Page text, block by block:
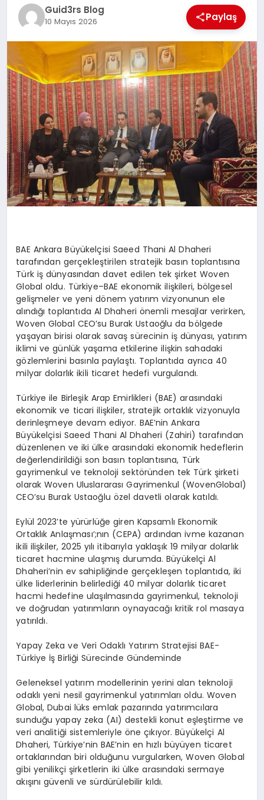
Guid3rs Blog
10 Mayıs 2026 Paylaş
BAE Ankara Büyükelçisi Saeed Thani AlDhaheri
tarafından gerçekleştirilen stratejik basın toplantısına
Türk iş dünyasından davet edilen tek şirketWoven
Global oldu. Türkiye–BAE ekonomik ilişkileri, bölgesel
gelişmeler ve yeni dönem yatırım vizyonunun ele
alındığı toplantıda Al Dhaheri önemli mesajlar verirken,
Woven Global CEO’su Burak Ustaoğlu da bölgede
yaşayan birisi olarak savaş sürecinin iş dünyası, yatırım
iklimi ve günlük yaşama etkilerine ilişkin sahadaki
gözlemlerini basınla paylaştı. Toplantıda ayrıca 40
milyar dolarlık ikili ticaret hedefi vurgulandı.
Türkiye ile Birleşik Arap Emirlikleri (BAE) arasındaki
ekonomik ve ticari ilişkiler, stratejik ortaklık vizyonuyla
derinleşmeye devam ediyor. BAE’nin Ankara
Büyükelçisi Saeed Thani AlDhaheri (Zahiri) tarafından
düzenlenen ve iki ülke arasındaki ekonomik hedeflerin
değerlendirildiği son basın toplantısına, Türk
gayrimenkul ve teknoloji sektöründen tek Türk şirketi
olarakWoven Uluslararası Gayrimenkul (WovenGlobal)
CEO’su Burak Ustaoğlu özel davetli olarak katıldı.
Eylül 2023’te yürürlüğe giren Kapsamlı Ekonomik
Ortaklık Anlaşması‘;nın (CEPA) ardından ivme kazanan
ikili ilişkiler, 2025 yılı itibarıyla yaklaşık 19 milyar dolarlık
ticaret hacmine ulaşmış durumda. Büyükelçi Al
Dhaheri’nin ev sahipliğinde gerçekleşen toplantıda, iki
ülke liderlerinin belirlediği 40 milyar dolarlık ticaret
hacmi hedefine ulaşılmasında gayrimenkul, teknoloji
ve doğrudan yatırımların oynayacağı kritik rol masaya
yatırıldı.
Yapay Zeka ve Veri Odaklı Yatırım Stratejisi BAE-
Türkiye İş Birliği Sürecinde Gündeminde
Geleneksel yatırım modellerinin yerini alan teknoloji
odaklı yeni nesil gayrimenkul yatırımları oldu. Woven
Global, Dubai lüks emlak pazarında yatırımcılara
sunduğu yapay zeka (AI) destekli konut eşleştirme ve
veri analitiği sistemleriyle öne çıkıyor. Büyükelçi Al
Dhaheri, Türkiye’nin BAE’nin en hızlı büyüyen ticaret
ortaklarından biri olduğunu vurgularken,Woven Global
gibi yenilikçi şirketlerin iki ülke arasındaki sermaye
akışını güvenli ve sürdürülebilir kıldı.